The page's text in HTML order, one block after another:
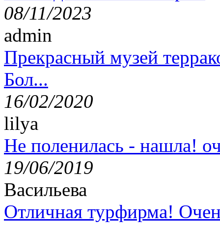
08/11/2023
admin
Прекрасный музей
Бол...
16/02/2020
lilya
Не поленилась - нашла!
19/06/2019
Васильева
Отличная турфирма!